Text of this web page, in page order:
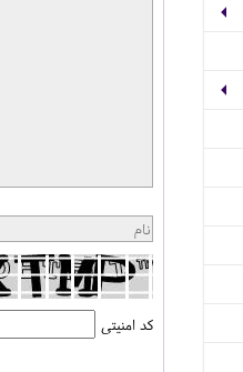
کد امنیتی